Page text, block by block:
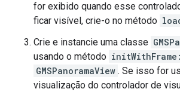
for exibido quando esse
ficar visível, crie-o no método
Crie e instancie uma classe
usando o método initWithFrame:
GMSPanoramaView . Se isso for
visualização do controlador de